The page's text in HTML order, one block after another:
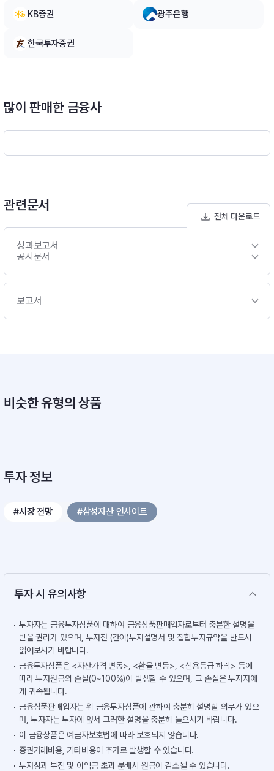
른 자산배분을 하지 아니하고,‘S&P500 배당귀족지수(S&P500
Dividend Aristocrats Index)’의 종목을 기초로 포트폴리오를
다.■ 한국투자 크레딧포커스 ESG 증권 모투자신탁(채권)- 이
니다. 또한, 당사 ESG 평가모델 기준 상위 3개 등급 이상의 채권
에 50%이상 투자합니다.- 전문 크레딧분석 인력과 프로세스를
활용하여 엄선된 우량종목에 투자하고, 편입 종목에 대한 정기/수
비교지수 : [(S&P500 Dividend Aristocrats Index × 35%) +
KB증권 광주은행
한국투자증권
많이 판매한 금융사
관련문서
전체 다운로드
성과보고서
공시문서
보고서
비슷한 유형의 상품
투자 정보
#시장 전망 #삼성자산 인사이트
투자 시 유의사항
투자자는 금융투자상품에 대하여 금융상품판매업자로부터 충분한 설명을
받을 권리가 있으며, 투자전 (간이)투자설명서 및 집합투자규약을 반드시
읽어보시기 바랍니다.
금융투자상품은 <자산가격 변동>, <환율 변동>, <신용등급 하락> 등에
따라 투자원금의 손실(0~100%)이 발생할 수 있으며, 그 손실은 투자자에
게 귀속됩니다.
금융상품판매업자는 위 금융투자상품에 관하여 충분히 설명할 의무가 있으
며, 투자자는 투자에 앞서 그러한 설명을 충분히 들으시기 바랍니다.
이 금융상품은 예금자보호법에 따라 보호되지 않습니다.
증권거래비용, 기타비용이 추가로 발생할 수 있습니다.
투자성과 부진 및 이익금 초과 분배시 원금이 감소될 수 있습니다.